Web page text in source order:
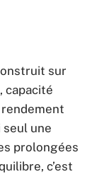
sur
capacité
seul une
prolongées
c’est